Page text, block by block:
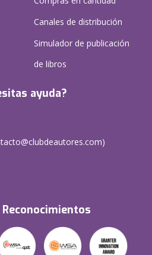
Canales de distribución
Simulador de publicación
de libros
ayuda?
)